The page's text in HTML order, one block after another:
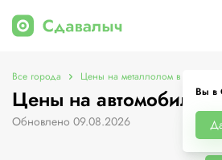
Вы в
Все города Цены на металлолом в Омске
Цены на автомобили в
Обновлено 09.08.2026